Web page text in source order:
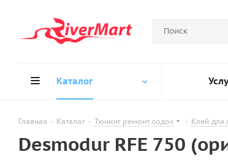
Каталог
Главная - Каталог - Тюнинг ремонт лодок - Клей для
Desmodur RFE 750